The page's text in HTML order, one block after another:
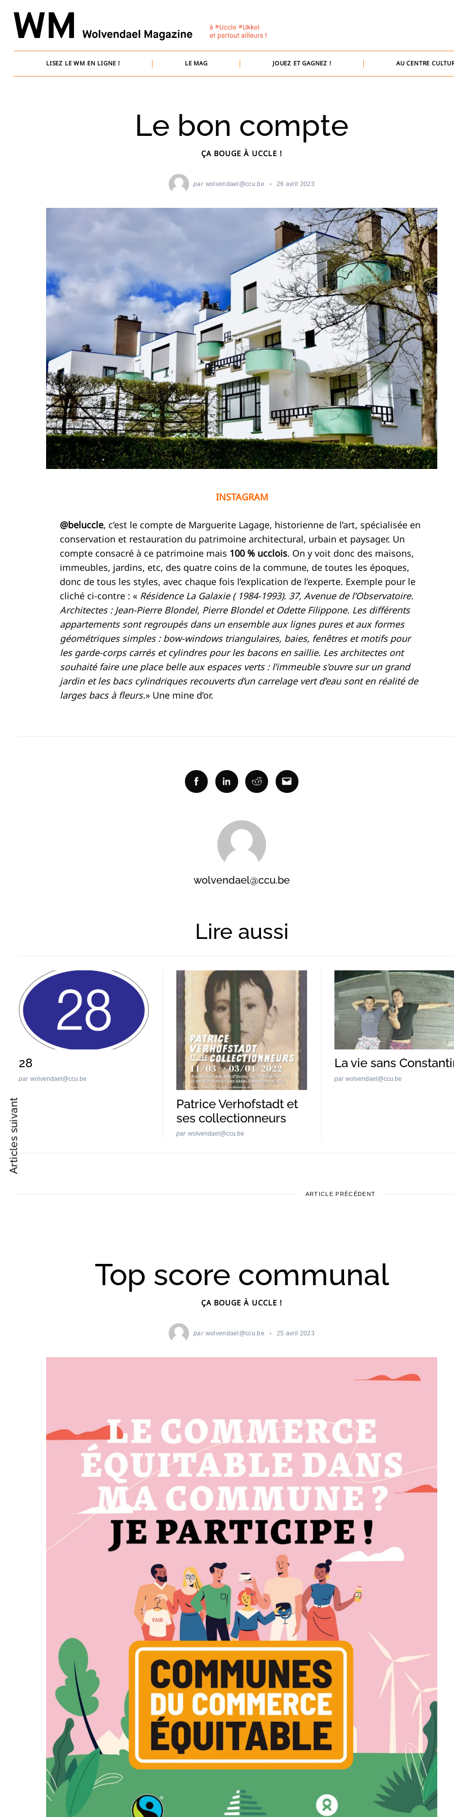
content
LISEZ LE WM EN LIGNE ! LE MAG JOUEZ ET GAGNEZ ! AU CENTRE
Le bon compte
ÇA BOUGE À UCCLE !
par wolvendael@ccu.be 26 avril 2023
INSTAGRAM
@beluccle, c’est le compte de Marguerite Lagage, historienne de l’art, spécialisée en
conservation et restauration du patrimoine architectural, urbain et paysager. Un
compte consacré à ce patrimoine mais 100 % ucclois. On y voit donc des maisons,
immeubles, jardins, etc, des quatre coins de la commune, de toutes les époques,
donc de tous les styles, avec chaque fois l’explication de l’experte. Exemple pour le
cliché ci-contre : « Résidence La Galaxie ( 1984-1993). 37, Avenue de l’Observatoire.
Architectes : Jean-Pierre Blondel, Pierre Blondel et Odette Filippone. Les différents
appartements sont regroupés dans un ensemble aux lignes pures et aux formes
géométriques simples : bow-windows triangulaires, baies, fenêtres et motifs pour
les garde-corps carrés et cylindres pour les bacons en saillie. Les architectes ont
souhaité faire une place belle aux espaces verts : l’immeuble s’ouvre sur un grand
jardin et les bacs cylindriques recouverts d’un carrelage vert d’eau sont en réalité de
larges bacs à fleurs.» Une mine d’or.
FacebookLinkedinRedditEmail
wolvendael@ccu.be
Lire aussi
28
par wolvendael@ccu.be
Patrice Verhofstadt et
ses collectionneurs
par wolvendael@ccu.be
La vie sans
par wolvendael@ccu.be
Post
Navigation
Articles suivant
ARTICLE PRÉCÉDENT
Top score communal
ÇA BOUGE À UCCLE !
par wolvendael@ccu.be 25 avril 2023